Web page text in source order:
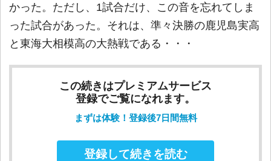
かった。ただし、1試合だけ、この音を忘れてしま
った試合があった。それは、準々決勝の鹿児島実高
と東海大相模高の大熱戦である・・・
この続きはプレミアムサービス
登録でご覧になれます。
まずは体験！登録後7日間無料
登録して続きを読む